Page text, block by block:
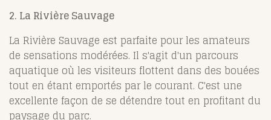
2. La Rivière Sauvage
La Rivière Sauvage est parfaite pour les amateurs
de sensations modérées. Il s'agit d'un parcours
aquatique où les visiteurs flottent dans des bouées
tout en étant emportés par le courant. C'est une
excellente façon de se détendre tout en profitant du
paysage du parc.